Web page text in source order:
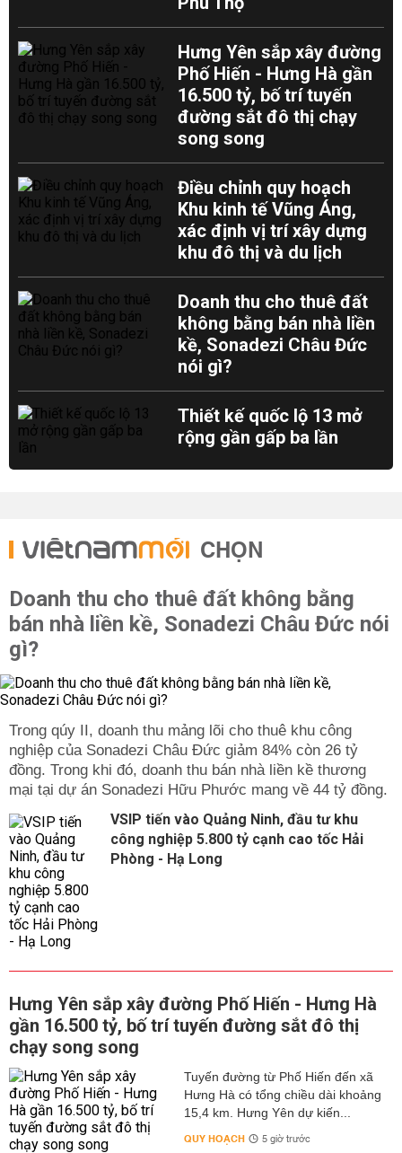
Hưng Yên sắp xây đường
Phố Hiến - Hưng Hà gần
16.500 tỷ, bố trí tuyến
đường sắt đô thị chạy
song song
Điều chỉnh quy hoạch
Khu kinh tế Vũng Áng,
xác định vị trí xây dựng
khu đô thị và du lịch
Doanh thu cho thuê đất
không bằng bán nhà liền
kề, Sonadezi Châu Đức
nói gì?
Thiết kế quốc lộ 13 mở
rộng gần gấp ba lần
CHỌN
Doanh thu cho thuê đất không bằng
bán nhà liền kề, Sonadezi Châu Đức nói
gì?
Trong qúy II, doanh thu mảng lõi cho thuê khu công
nghiệp của Sonadezi Châu Đức giảm 84% còn 26 tỷ
đồng. Trong khi đó, doanh thu bán nhà liền kề thương
mại tại dự án Sonadezi Hữu Phước mang về 44 tỷ đồng.
VSIP tiến vào Quảng Ninh, đầu tư khu
công nghiệp 5.800 tỷ cạnh cao tốc Hải
Phòng - Hạ Long
Hưng Yên sắp xây đường Phố Hiến - Hưng Hà
gần 16.500 tỷ, bố trí tuyến đường sắt đô thị
chạy song song
Tuyến đường từ Phố Hiến đến xã
Hưng Hà có tổng chiều dài khoảng
15,4 km. Hưng Yên dự kiến...
QUY HOẠCH 5 giờ trước